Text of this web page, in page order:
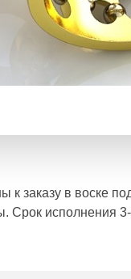
к заказу в воске
Срок исполнения